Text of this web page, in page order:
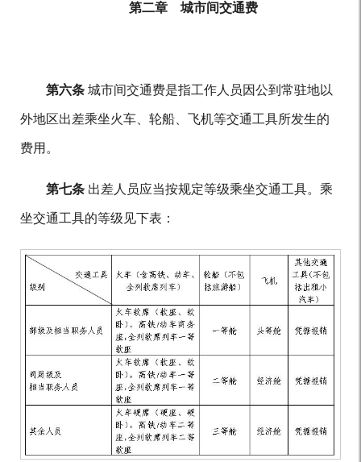
第二章 城市间交通费
第六条 城市间交通费是指工作人员因公到常驻地以
外地区出差乘坐火车、轮船、飞机等交通工具所发生的
费用。
第七条 出差人员应当按规定等级乘坐交通工具。乘
坐交通工具的等级见下表：